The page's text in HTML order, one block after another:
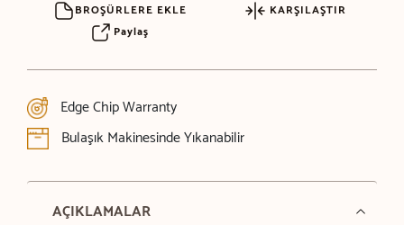
BROŞÜRLERE EKLE
KARŞILAŞTIR
Paylaş
Edge Chip Warranty
Bulaşık Makinesinde Yıkanabilir
AÇIKLAMALAR